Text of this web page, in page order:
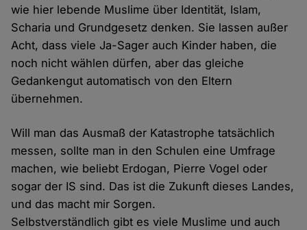
wie hier lebende Muslime über Identität, Islam,
Scharia und Grundgesetz denken. Sie lassen außer
Acht, dass viele Ja-Sager auch Kinder haben, die
noch nicht wählen dürfen, aber das gleiche
Gedankengut automatisch von den Eltern
übernehmen.
Will man das Ausmaß der Katastrophe tatsächlich
messen, sollte man in den Schulen eine Umfrage
machen, wie beliebt Erdogan, Pierre Vogel oder
sogar der IS sind. Das ist die Zukunft dieses Landes,
und das macht mir Sorgen.
Selbstverständlich gibt es viele Muslime und auch